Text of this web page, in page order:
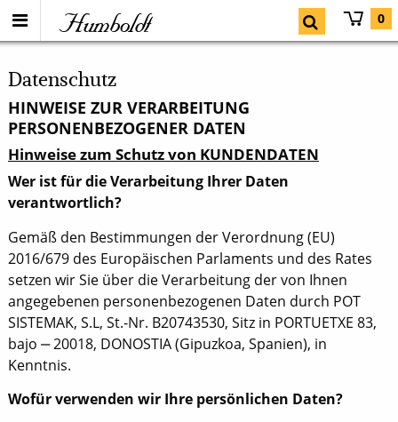
Humboldt 0
Datenschutz
HINWEISE ZUR VERARBEITUNG
PERSONENBEZOGENER DATEN
Hinweise zum Schutz von KUNDENDATEN
Wer ist für die Verarbeitung Ihrer Daten
verantwortlich?
Gemäß den Bestimmungen der Verordnung (EU)
2016/679 des Europäischen Parlaments und des Rates
setzen wir Sie über die Verarbeitung der von Ihnen
angegebenen personenbezogenen Daten durch POT
SISTEMAK, S.L, St.-Nr. B20743530, Sitz in PORTUETXE 83,
bajo ‒ 20018, DONOSTIA (Gipuzkoa, Spanien), in
Kenntnis.
Wofür verwenden wir Ihre persönlichen Daten?